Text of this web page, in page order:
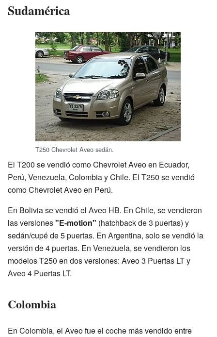
Sudamérica
T250 Chevrolet Aveo sedán.
El T200 se vendió como Chevrolet Aveo en Ecuador,
Perú, Venezuela, Colombia y Chile. El T250 se vendió
como Chevrolet Aveo en Perú.
En Bolivia se vendió el Aveo HB. En Chile, se vendieron
las versiones"E-motion" (hatchback de 3 puertas) y
sedán/cupé de 5 puertas. En Argentina, solo se vendió la
versión de 4 puertas. En Venezuela, se vendieron los
modelos T250 en dos versiones: Aveo 3 Puertas LT y
Aveo 4 Puertas LT.
Colombia
En Colombia, el Aveo fue el coche más vendido entre